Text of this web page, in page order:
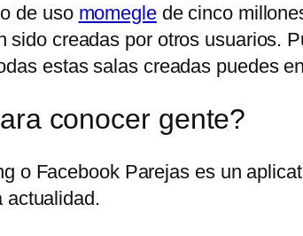
de uso momeglede cinco
creadas por otros usuarios.
estas salas creadas puedes
conocer gente?
o Facebook Parejas es un
actualidad.